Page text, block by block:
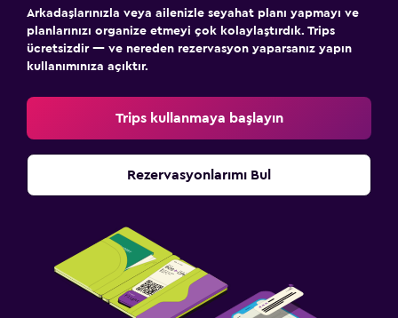
Arkadaşlarınızla veya ailenizle seyahat planı yapmayı ve
planlarınızı organize etmeyi çok kolaylaştırdık. Trips
ücretsizdir — ve nereden rezervasyon yaparsanız yapın
kullanımınıza açıktır.
Trips kullanmaya başlayın
Rezervasyonlarımı Bul